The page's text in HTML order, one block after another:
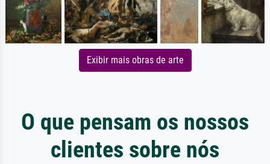
Exibir mais obras de arte
O que pensam os nossos
clientes sobre nós